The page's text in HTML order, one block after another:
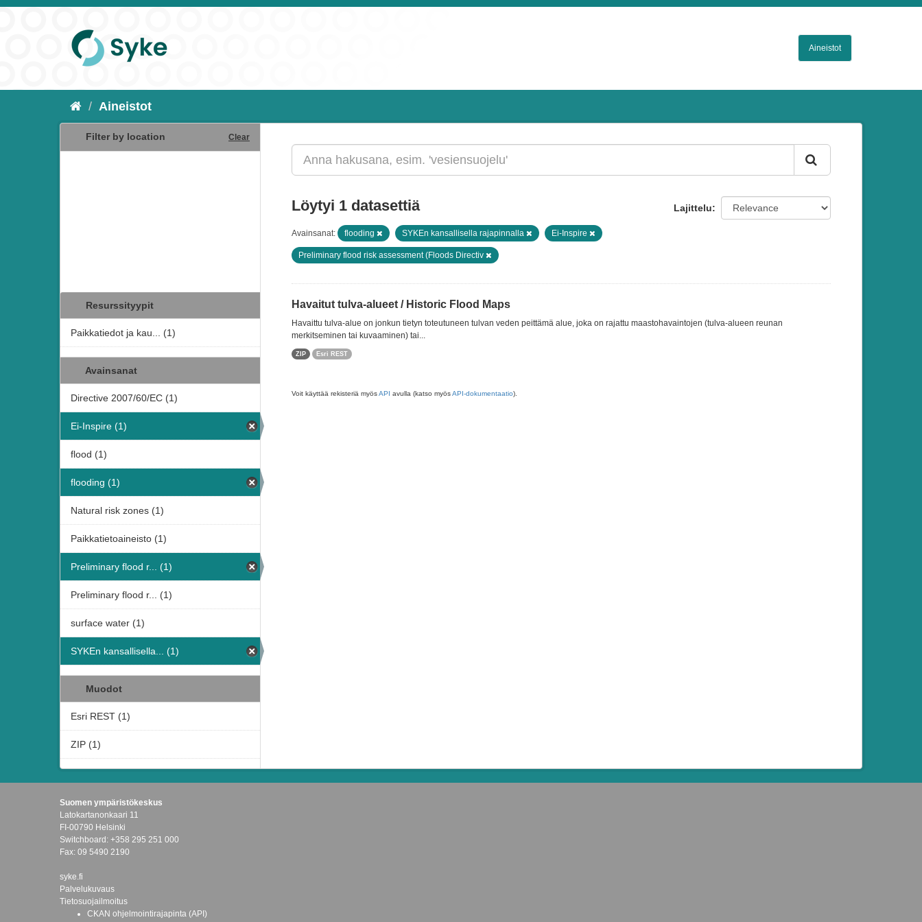
Aineistot
Aineistot
Filter by location Clear
Resurssityypit
Paikkatiedot ja kau... (1)
Avainsanat
Directive 2007/60/EC (1)
Ei-Inspire (1)
flood (1)
flooding (1)
Natural risk zones (1)
Paikkatietoaineisto (1)
Preliminary flood r... (1)
Preliminary flood r... (1)
surface water (1)
SYKEn kansallisella... (1)
Muodot
Esri REST (1)
ZIP (1)
Lajittelu
Löytyi 1 datasettiä
Avainsanat: flooding SYKEn kansallisella rajapinnalla Ei-Inspire
Preliminary flood risk assessment (Floods Directiv
Havaitut tulva-alueet / Historic Flood Maps
Havaittu tulva-alue on jonkun tietyn toteutuneen tulvan veden peittämä alue, joka on rajattu maastohavaintojen (tulva-alueen reunan
merkitseminen tai kuvaaminen) tai...
ZIP Esri REST
Voit käyttää rekisteriä myösAPI avulla (katso myösAPI-dokumentaatio).
Suomen ympäristökeskus
Latokartanonkaari 11
FI-00790 Helsinki
Switchboard: +358 295 251 000
Fax: 09 5490 2190
syke.fi
Palvelukuvaus
Tietosuojailmoitus
CKAN ohjelmointirajapinta (API)